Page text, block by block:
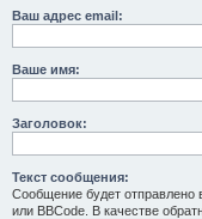
Ваш адрес email:
Ваше имя:
Заголовок:
Текст сообщения:
Сообщение будет отправлено
или BBCode. В качестве